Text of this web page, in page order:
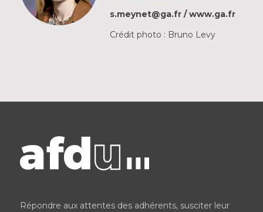
s.meynet@ga.fr /www.ga.fr
Crédit photo : Bruno Levy
Répondre aux attentes des adhérents, susciter leur